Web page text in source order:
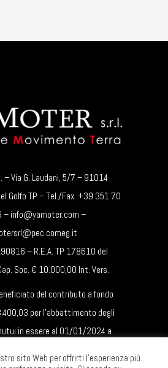
– Via G. Laudani, 5/7 – 91014
Golfo TP – Tel./Fax. +39 351 70
– info@yamoter.com –
– R.E.A. TP 178610 del
Soc. € 10.000,00 Int. Vers.
del contributo a fondo
per l’abbattimento degli
in essere al 01/01/2024 a
sito Web per offrirti l'esperienza più